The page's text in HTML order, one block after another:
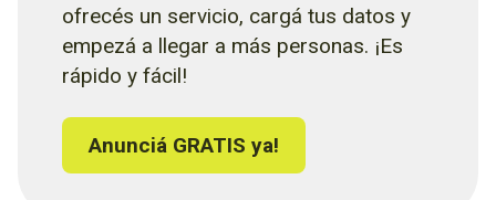
ofrecés un servicio, cargá tus datos y
empezá a llegar a más personas. ¡Es
rápido y fácil!
Anunciá GRATIS ya!